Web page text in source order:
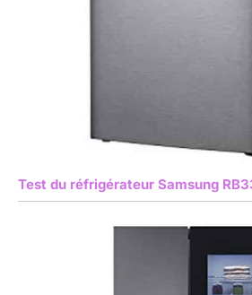
Test du réfrigérateur Samsung